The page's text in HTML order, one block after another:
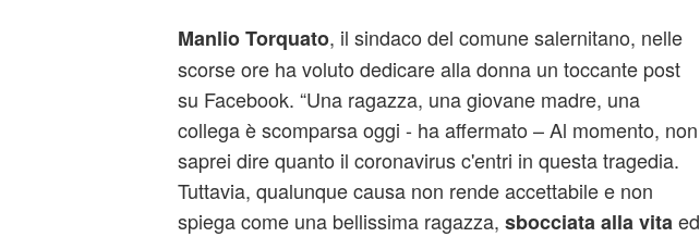
Manlio Torquato, il sindaco del comune salernitano, nelle
scorse ore ha voluto dedicare alla donna un toccante post
su Facebook. “Una ragazza, una giovane madre, una
collega è scomparsa oggi - ha affermato – Al momento, non
saprei dire quanto il coronavirus c'entri in questa tragedia.
Tuttavia, qualunque causa non rende accettabile e non
spiega come una bellissima ragazza, sbocciata alla vita ed